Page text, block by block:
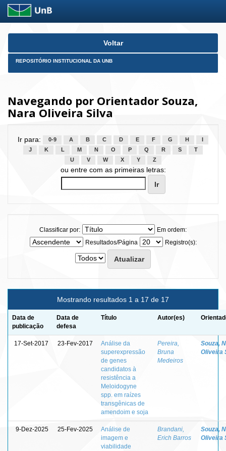
Skip
Voltar
REPOSITÓRIO INSTITUCIONAL DA UNB
Navegando por Orientador Souza,
Nara Oliveira Silva
Ir para: 0-9 A B C D E F G H
J
K L M N O P Q R S
T
U
V W X Y Z
ou entre com as primeiras letras:
Classificar por:
Em ordem:
Resultados/Página
Registro(s):
Mostrando resultados 1 a 17 de 17
Data de
publicação
Data de
defesa
Título Autor(es)
17-Set-2017 23-Fev-2017
Análise da
superexpressão
de genes
candidatos à
resistência a
Meloidogyne
spp. em raízes
transgênicas de
amendoim e soja
Pereira,
Bruna
Medeiros
Souza,
Oliveira
9-Dez-2025 25-Fev-2025
Análise de
imagem e
viabilidade
Brandani,
Erich Barros
Souza,
Oliveira